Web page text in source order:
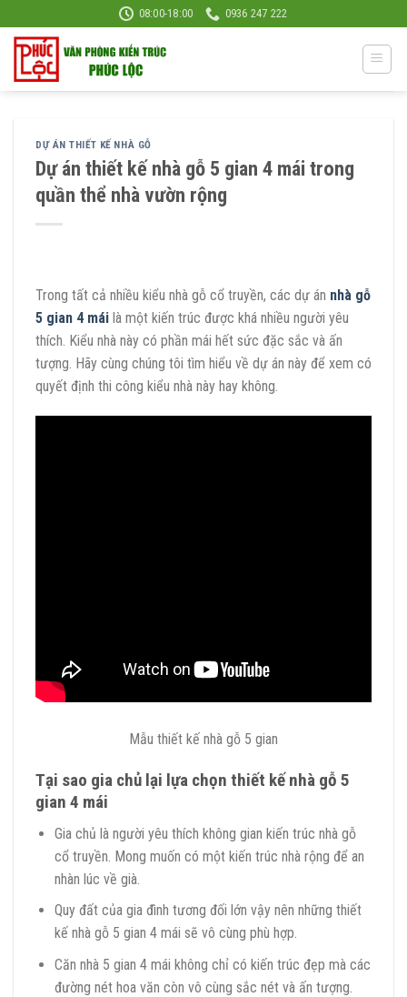
to
content
08:00-18:00 0936 247 222
DỰ ÁN THIẾT KẾ NHÀ GỖ
Dự án thiết kế nhà gỗ 5 gian 4 mái trong
quần thể nhà vườn rộng
Trong tất cả nhiều kiểu nhà gỗ cổ truyền, các dự án nhà gỗ
5 gian 4 mái là một kiến trúc được khá nhiều người yêu
thích. Kiểu nhà này có phần mái hết sức đặc sắc và ấn
tượng. Hãy cùng chúng tôi tìm hiểu về dự án này để xem có
quyết định thi công kiểu nhà này hay không.
Mẫu thiết kế nhà gỗ 5 gian
Tại sao gia chủ lại lựa chọn thiết kế nhà gỗ 5
gian 4 mái
Gia chủ là người yêu thích không gian kiến trúc nhà gỗ
cổ truyền. Mong muốn có một kiến trúc nhà rộng để an
nhàn lúc về già.
Quy đất của gia đình tương đối lớn vậy nên những thiết
kế nhà gỗ 5 gian 4 mái sẽ vô cùng phù hợp.
Căn nhà 5 gian 4 mái không chỉ có kiến trúc đẹp mà các
đường nét hoa văn còn vô cùng sắc nét và ấn tượng.